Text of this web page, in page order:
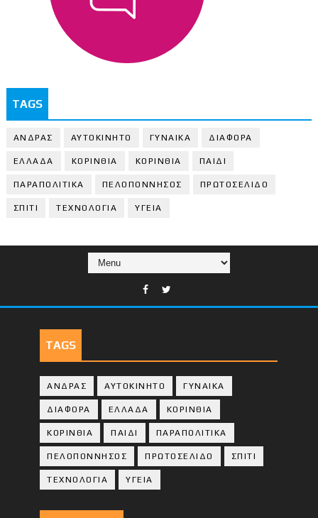
TAGS
ΑΝΔΡΑΣ ΑΥΤΟΚΙΝΗΤΟ ΓΥΝΑΙΚΑ ΔΙΑΦΟΡΑ
ΕΛΛΑΔΑ ΚΟΡΙΝΘΙΑ ΚΟΡΙΝΘΙA ΠΑΙΔΙ
ΠΑΡΑΠΟΛΙΤΙΚΑ ΠΕΛΟΠΟΝΝΗΣΟΣ ΠΡΩΤΟΣΕΛΙΔΟ
ΣΠΙΤΙ ΤΕΧΝΟΛΟΓΙΑ ΥΓΕΙΑ
TAGS
ΑΝΔΡΑΣ ΑΥΤΟΚΙΝΗΤΟ ΓΥΝΑΙΚΑ
ΔΙΑΦΟΡΑ ΕΛΛΑΔΑ ΚΟΡΙΝΘΙΑ
ΚΟΡΙΝΘΙA ΠΑΙΔΙ ΠΑΡΑΠΟΛΙΤΙΚΑ
ΠΕΛΟΠΟΝΝΗΣΟΣ ΠΡΩΤΟΣΕΛΙΔΟ ΣΠΙΤΙ
ΤΕΧΝΟΛΟΓΙΑ ΥΓΕΙΑ